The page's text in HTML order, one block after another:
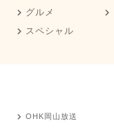
グルメ
スペシャル
OHK岡山放送